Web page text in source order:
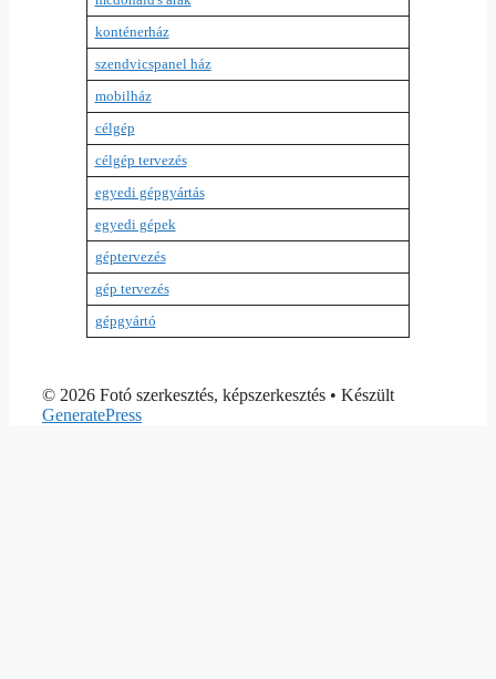
konténerház
szendvicspanel ház
mobilház
célgép
célgép tervezés
egyedi gépgyártás
egyedi gépek
géptervezés
gép tervezés
gépgyártó
© 2026 Fotó szerkesztés, képszerkesztés • Készült
GeneratePress